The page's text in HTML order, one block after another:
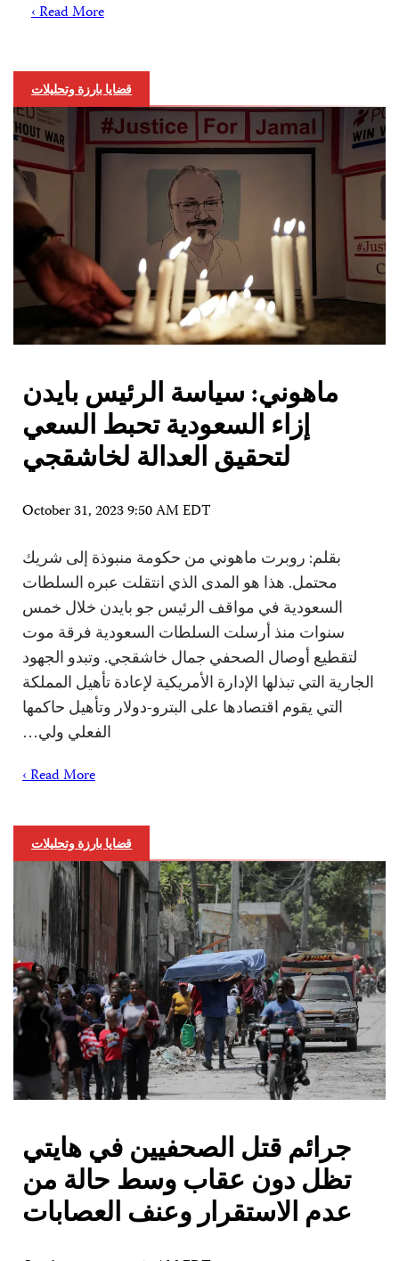
Read More ›
قضايا بارزة وتحليلات
ماهوني: سياسة الرئيس بايدن
إزاء السعودية تحبط السعي
لتحقيق العدالة لخاشقجي
October 31, 2023 9:50 AM EDT
بقلم: روبرت ماهوني من حكومة منبوذة إلى شريك
محتمل. هذا هو المدى الذي انتقلت عبره السلطات
السعودية في مواقف الرئيس جو بايدن خلال خمس
سنوات منذ أرسلت السلطات السعودية فرقة موت
لتقطيع أوصال الصحفي جمال خاشقجي. وتبدو الجهود
الجارية التي تبذلها الإدارة الأمريكية لإعادة تأهيل المملكة
التي يقوم اقتصادها على البترو-دولار وتأهيل حاكمها
الفعلي ولي…
Read More ›
قضايا بارزة وتحليلات
جرائم قتل الصحفيين في هايتي
تظل دون عقاب وسط حالة من
عدم الاستقرار وعنف العصابات